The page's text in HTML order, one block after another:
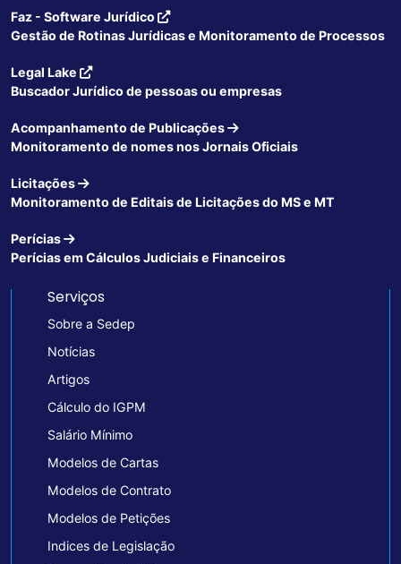
Faz - Software Jurídico
Gestão de Rotinas Jurídicas e Monitoramento de Processos
Legal Lake
Buscador Jurídico de pessoas ou empresas
Acompanhamento de Publicações
Monitoramento de nomes nos Jornais Oficiais
Licitações
Monitoramento de Editais de Licitações do MS e MT
Perícias
Perícias em Cálculos Judiciais e Financeiros
Serviços
Sobre a Sedep
Notícias
Artigos
Cálculo do IGPM
Salário Mínimo
Modelos de Cartas
Modelos de Contrato
Modelos de Petições
Indices de Legislação